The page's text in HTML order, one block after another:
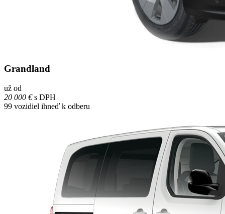
Grandland
už od
20 000 €s DPH
99 vozidiel ihneď k odberu